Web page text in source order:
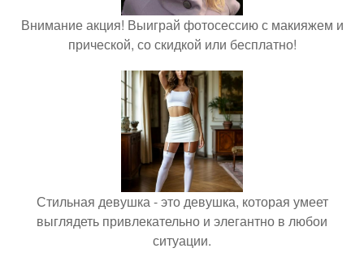
Внимание акция! Выиграй фотосессию с макияжем и
прической, со скидкой или бесплатно!
Стильная девушка - это девушка, которая умеет
выглядеть привлекательно и элегантно в любои
ситуации.